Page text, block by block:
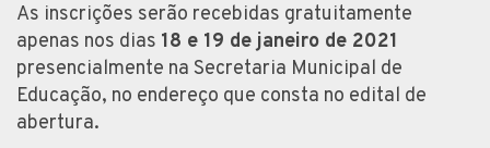
As inscrições serão recebidas gratuitamente
apenas nos dias 18 e 19 de janeiro de 2021
presencialmente na Secretaria Municipal de
Educação, no endereço que consta no edital de
abertura.